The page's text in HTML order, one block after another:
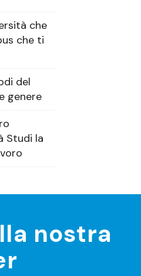
che
che ti
del
genere
Studi la
nostra